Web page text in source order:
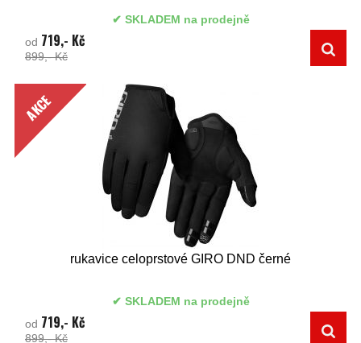
SKLADEM na prodejně
od 719,- Kč
899,- Kč
AKCE
rukavice celoprstové GIRO DND černé
SKLADEM na prodejně
od 719,- Kč
899,- Kč